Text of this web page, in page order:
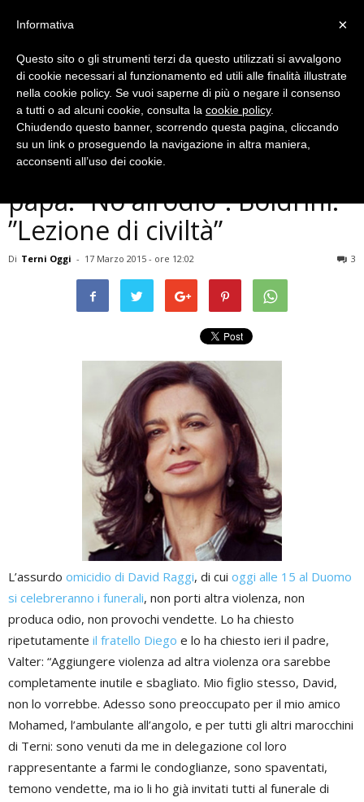
Cronaca
Terni, omicidio David, il
papà: ”No all’odio”. Boldrini:
”Lezione di civiltà”
Di Terni Oggi - 17 Marzo 2015 - ore 12:02 3
L’assurdo omicidio di David Raggi, di cui oggi alle 15 al Duomo
si celebreranno i funerali, non porti altra violenza, non
produca odio, non provochi vendette. Lo ha chiesto
ripetutamente il fratello Diego e lo ha chiesto ieri il padre,
Valter: “Aggiungere violenza ad altra violenza ora sarebbe
completamente inutile e sbagliato. Mio figlio stesso, David,
non lo vorrebbe. Adesso sono preoccupato per il mio amico
Mohamed, l’ambulante all’angolo, e per tutti gli altri marocchini
di Terni: sono venuti da me in delegazione col loro
rappresentante a farmi le condoglianze, sono spaventati,
temono vendette, ma io li ho già invitati tutti al funerale di
×
Informativa
Questo sito o gli strumenti terzi da questo utilizzati si avvalgono
di cookie necessari al funzionamento ed utili alle finalità illustrate
nella cookie policy. Se vuoi saperne di più o negare il consenso
a tutti o ad alcuni cookie, consulta la cookie policy.
Chiudendo questo banner, scorrendo questa pagina, cliccando
su un link o proseguendo la navigazione in altra maniera,
acconsenti all’uso dei cookie.